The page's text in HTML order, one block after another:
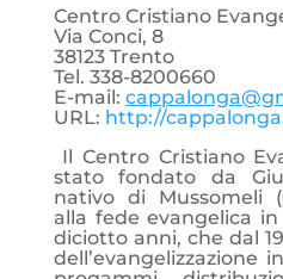
Centro Cristiano
Via Conci, 8
38123 Trento
Tel. 338-8200660
E-mail:
URL: http://
Il Centro Cristiano
stato fondato da
nativo di Mussomeli
alla fede evangelica
diciotto anni, che dal
dell’evangelizzazione